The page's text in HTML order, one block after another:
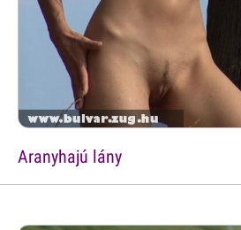
Aranyhajú lány